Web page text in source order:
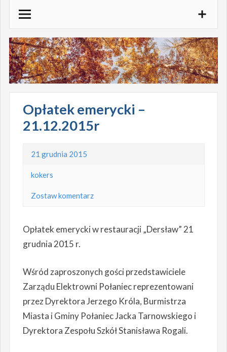
treści
Opłatek emerycki –
21.12.2015r
21 grudnia 2015
kokers
Zostaw komentarz
Opłatek emerycki w restauracji „Dersław” 21
grudnia 2015 r.
Wśród zaproszonych gości przedstawiciele
Zarządu Elektrowni Połaniec reprezentowani
przez Dyrektora Jerzego Króla, Burmistrza
Miasta i Gminy Połaniec Jacka Tarnowskiego i
Dyrektora Zespołu Szkół Stanisława Rogali.